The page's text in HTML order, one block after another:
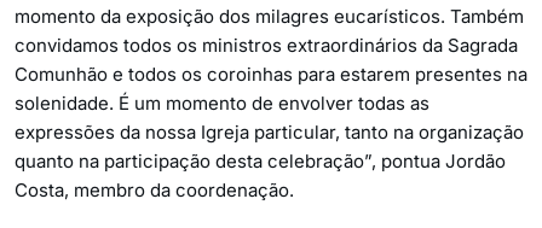
momento da exposição dos milagres eucarísticos. Também
convidamos todos os ministros extraordinários da Sagrada
Comunhão e todos os coroinhas para estarem presentes na
solenidade. É um momento de envolver todas as
expressões da nossa Igreja particular, tanto na organização
quanto na participação desta celebração”, pontua Jordão
Costa, membro da coordenação.